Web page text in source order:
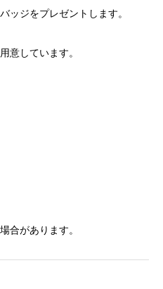
ジをプレゼントします。
しています。
合があります。